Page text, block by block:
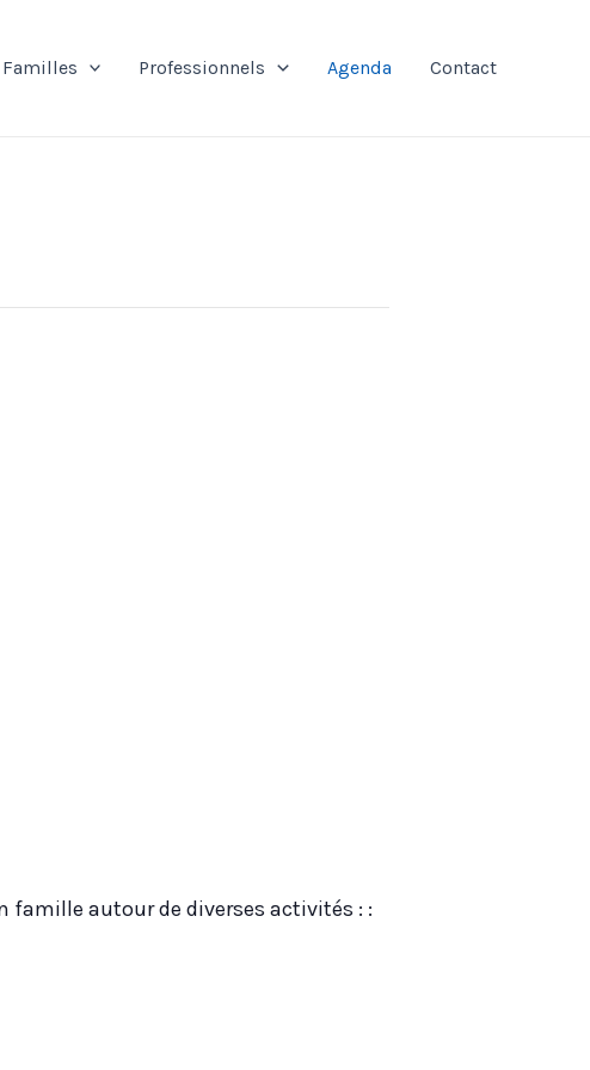
Familles Professionnels Agenda Contact
famille autour de diverses activités : :